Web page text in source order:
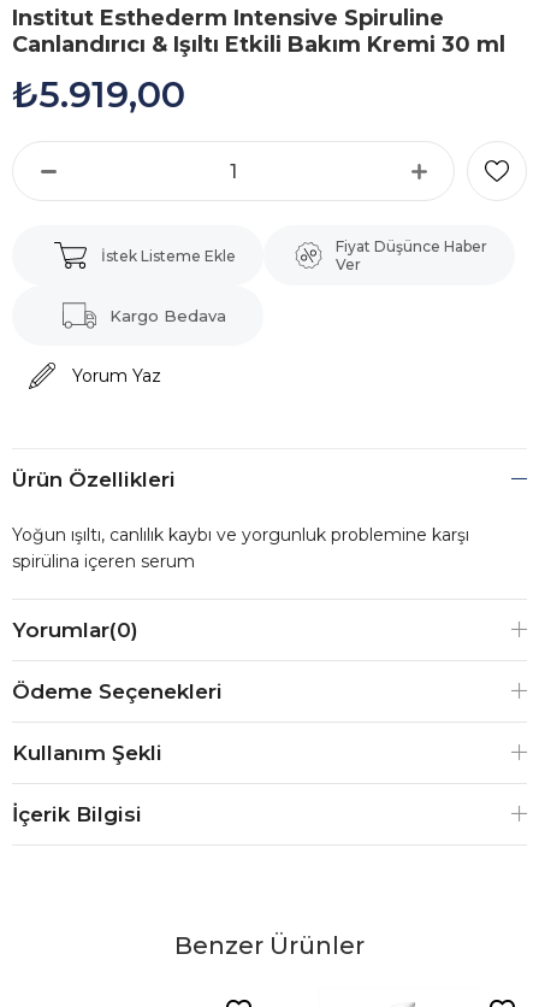
Institut Esthederm Intensive Spiruline
Canlandırıcı & Işıltı Etkili Bakım Kremi 30 ml
₺5.919,00
İstek Listeme Ekle
Fiyat Düşünce Haber
Ver
Kargo Bedava
Yorum Yaz
Ürün Özellikleri
Yoğun ışıltı, canlılık kaybı ve yorgunluk problemine karşı
spirülina içeren serum
Yorumlar(0)
Ödeme Seçenekleri
Kullanım Şekli
İçerik Bilgisi
Benzer Ürünler